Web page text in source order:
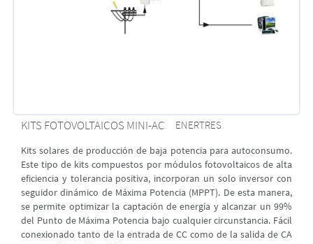
KITS FOTOVOLTAICOS MINI-AC ENERTRES
Kits solares de producción de baja potencia para autoconsumo.
Este tipo de kits compuestos por módulos fotovoltaicos de alta
eficiencia y tolerancia positiva, incorporan un solo inversor con
seguidor dinámico de Máxima Potencia (MPPT). De esta manera,
se permite optimizar la captación de energía y alcanzar un 99%
del Punto de Máxima Potencia bajo cualquier circunstancia. Fácil
conexionado tanto de la entrada de CC como de la salida de CA